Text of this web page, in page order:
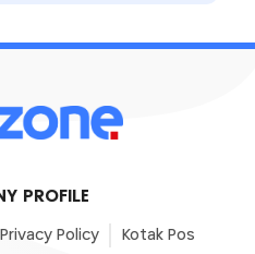
PROFILE
Privacy Policy Kotak Pos